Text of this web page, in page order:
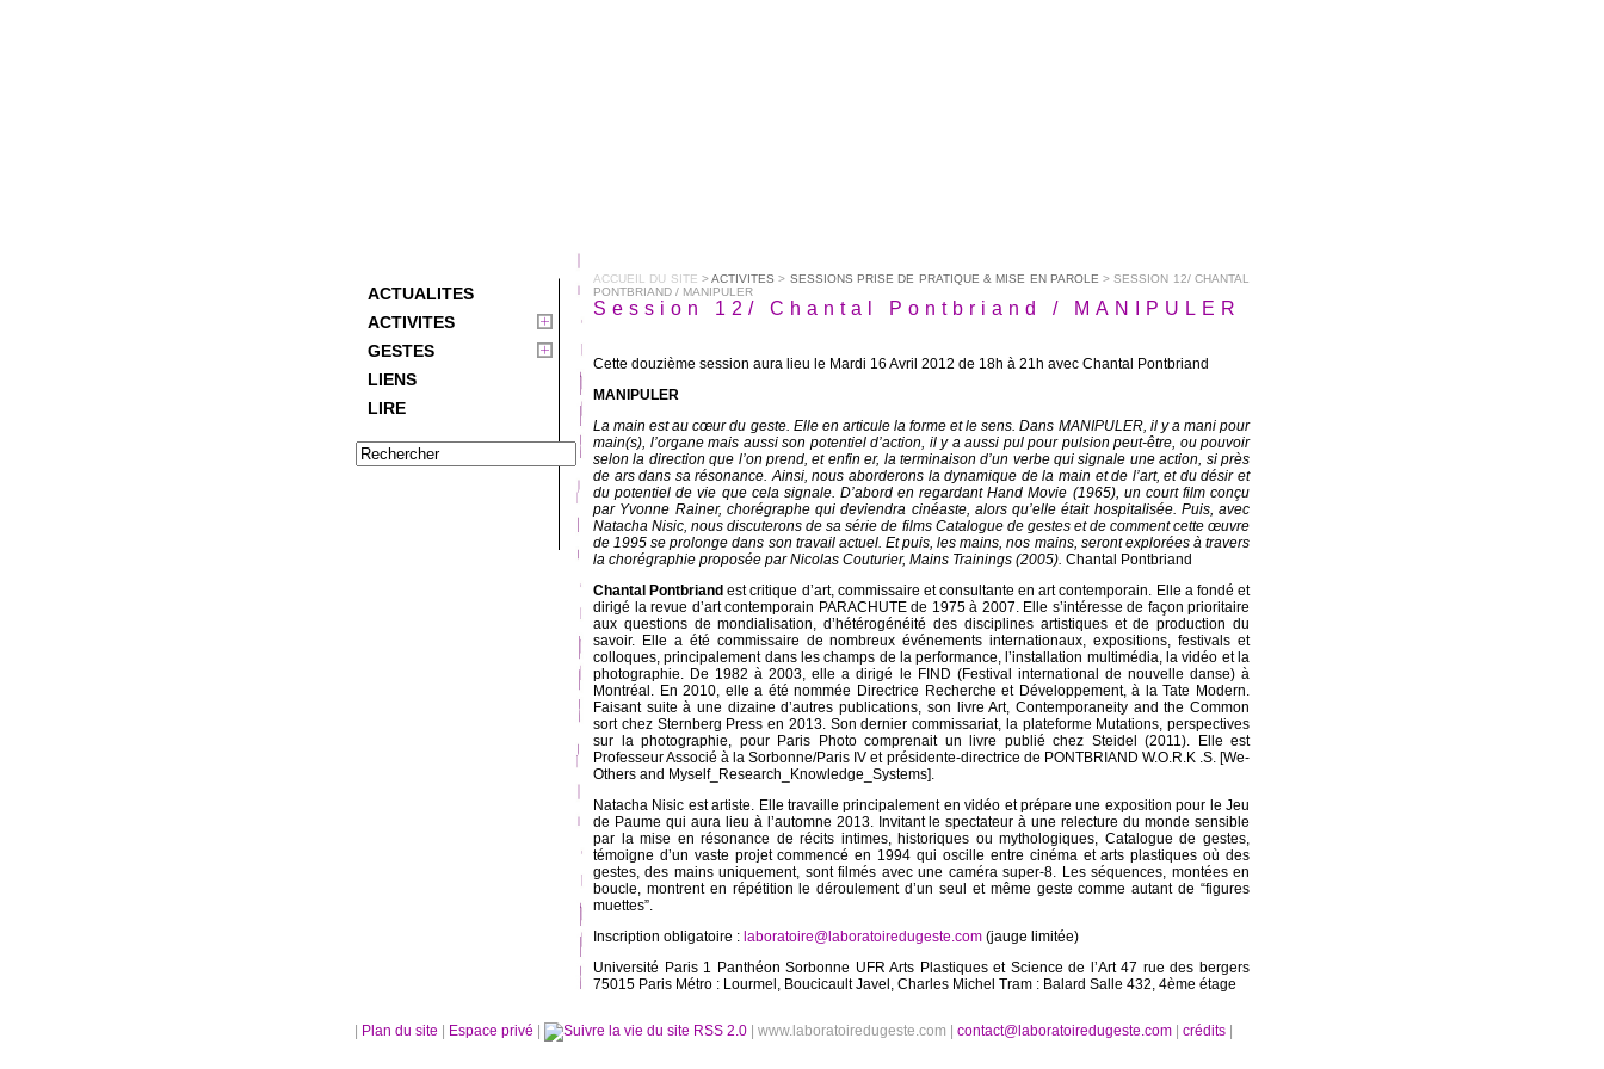
ACTUALITES
ACTIVITES
GESTES
LIENS
LIRE
ACCUEIL DU SITE >ACTIVITES > SESSIONS PRISE DE PRATIQUE & MISE EN PAROLE > SESSION 12/ CHANTAL
PONTBRIAND / MANIPULER
Session 12/ Chantal Pontbriand / MANIPULER
Cette douzième session aura lieu le Mardi 16 Avril 2012 de 18h à 21h avec Chantal Pontbriand
MANIPULER
La main est au cœur du geste. Elle en articule la forme et le sens. Dans MANIPULER, il y a manipour
main(s), l’organe mais aussi son potentiel d’action, il y a aussi pulpour pulsion peut-être, ou pouvoir
selon la direction que l’on prend, et enfiner, la terminaison d’un verbe qui signale une action, si près
de ars dans sa résonance. Ainsi, nous aborderons la dynamique de la main et de l’art, et du désir et
du potentiel de vie que cela signale. D’abord en regardantHand Movie (1965), un court film conçu
par Yvonne Rainer, chorégraphe qui deviendra cinéaste, alors qu’elle était hospitalisée. Puis, avec
Natacha Nisic, nous discuterons de sa série de films Catalogue de gesteset de comment cette œuvre
de 1995 se prolonge dans son travail actuel. Et puis, les mains, nos mains, seront explorées à travers
la chorégraphie proposée par Nicolas Couturier, Mains Trainings (2005). Chantal Pontbriand
Chantal Pontbriand est critique d’art, commissaire et consultante en art contemporain. Elle a fondé et
dirigé la revue d’art contemporain PARACHUTE de 1975 à 2007. Elle s’intéresse de façon prioritaire
aux questions de mondialisation, d’hétérogénéité des disciplines artistiques et de production du
savoir. Elle a été commissaire de nombreux événements internationaux, expositions, festivals et
colloques, principalement dans les champs de la performance, l’installation multimédia, la vidéo et la
photographie. De 1982 à 2003, elle a dirigé le FIND (Festival international de nouvelle danse) à
Montréal. En 2010, elle a été nommée Directrice Recherche et Développement, à la Tate Modern.
Faisant suite à une dizaine d’autres publications, son livre Art, Contemporaneity and the Common
sort chez Sternberg Press en 2013. Son dernier commissariat, la plateforme Mutations, perspectives
sur la photographie, pour Paris Photo comprenait un livre publié chez Steidel (2011). Elle est
Professeur Associé à la Sorbonne/Paris IV et présidente-directrice de PONTBRIAND W.O.R.K .S. [We-
Others and Myself_Research_Knowledge_Systems].
Natacha Nisic est artiste. Elle travaille principalement en vidéo et prépare une exposition pour le Jeu
de Paume qui aura lieu à l’automne 2013. Invitant le spectateur à une relecture du monde sensible
par la mise en résonance de récits intimes, historiques ou mythologiques, Catalogue de gestes,
témoigne d’un vaste projet commencé en 1994 qui oscille entre cinéma et arts plastiques où des
gestes, des mains uniquement, sont filmés avec une caméra super-8. Les séquences, montées en
boucle, montrent en répétition le déroulement d’un seul et même geste comme autant de “figures
muettes”.
Inscription obligatoire : laboratoire@laboratoiredugeste.com (jauge limitée)
Université Paris 1 Panthéon Sorbonne UFR Arts Plastiques et Science de l’Art 47 rue des bergers
75015 Paris Métro : Lourmel, Boucicault Javel, Charles Michel Tram : Balard Salle 432, 4ème étage
Plan du site Espace privé RSS 2.0 | www.laboratoiredugeste.com | contact@laboratoiredugeste.com crédits